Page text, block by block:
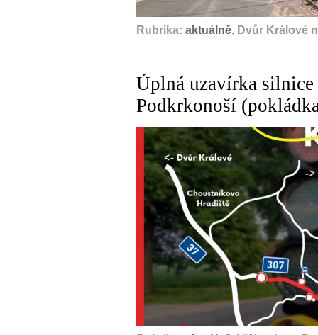
Rubrika: aktuálně, Dvůr Králové
Úplná uzavírka
Podkrkonoší